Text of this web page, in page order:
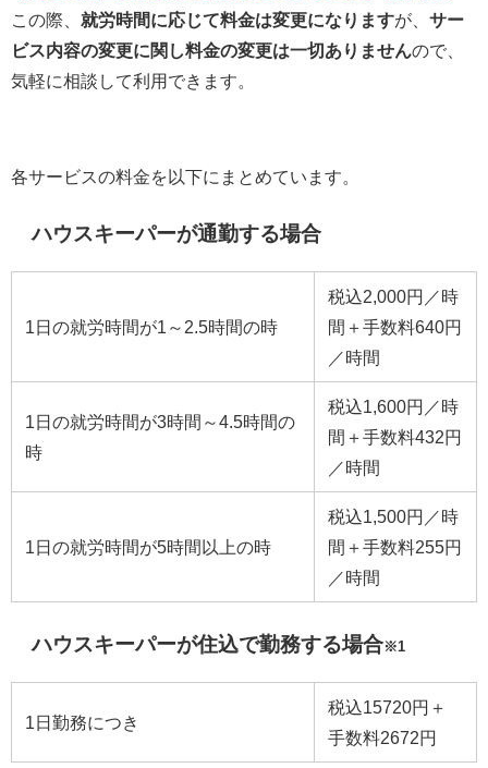
この際、 就労時間に応じて料金は変更になりますが、 サー
ビス内容の変更に関し料金の変更は一切ありませんので、
気軽に相談して利用できます。
各サービスの料金を以下にまとめています。
ハウスキーパーが通勤する場合
1日の就労時間が1～2.5時間の時
税込2,000円／時
間＋手数料640円
／時間
1日の就労時間が3時間～4.5時間の
時
税込1,600円／時
間＋手数料432円
／時間
1日の就労時間が5時間以上の時
税込1,500円／時
間＋手数料255円
／時間
ハウスキーパーが住込で勤務する場合※1
1日勤務につき
税込15720円＋
手数料2672円